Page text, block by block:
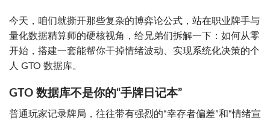
今天，咱们就撕开那些复杂的博弈论公式，站在职业牌手与
量化数据精算师的硬核视角，给兄弟们拆解一下：如何从零
开始，搭建一套能帮你干掉情绪波动、实现系统化决策的个
人 GTO 数据库。
GTO 数据库不是你的“手牌日记本”
普通玩家记录牌局，往往带有强烈的“幸存者偏差”和“情绪宣